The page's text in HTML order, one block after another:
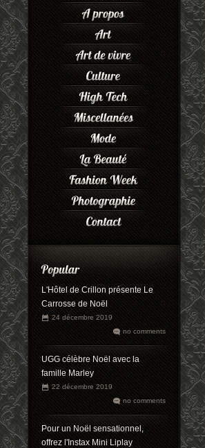
L'Hôtel de Crillon présente Le
Carrosse de Noël
24 décembre 2019
no comments
UGG célèbre Noël avec la
famille Marley
22 décembre 2019
no comments
Pour un Noël sensationnel,
offrez l'Instax Mini Liplay